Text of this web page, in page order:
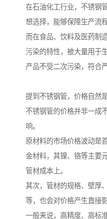
在石油化工行业，不锈钢
想选择，能够保障生产流
而在食品、饮料及医药制
污染的特性，被大量用于
产品不受二次污染，符合
提到不锈钢管，价格自然
不锈钢管的价格并非一成
响。
原材料的市场价格波动是
金材料，其镍、铬等主要
管材成本上。
其次，管材的规格、壁厚
等，也会对价格产生直接影
一般来说，高精度、高标